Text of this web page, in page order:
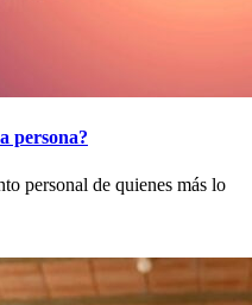
persona?
personal de quienes más lo